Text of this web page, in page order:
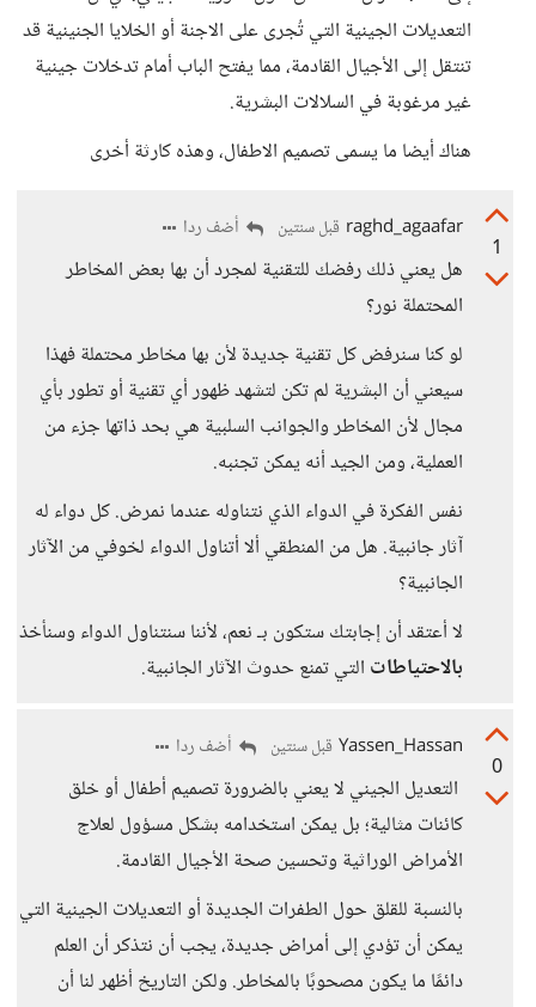
التعديلات الجينية التي تُجرى على الاجنة أو الخلايا الجنينية قد
تنتقل إلى الأجيال القادمة، مما يفتح الباب أمام تدخلات جينية
غير مرغوبة في السلالات البشرية.
هناك أيضا ما يسمى تصميم الاطفال، وهذه كارثة أخرى
1
raghd_agaafar قبل سنتين أضف ردا
هل يعني ذلك رفضك للتقنية لمجرد أن بها بعض المخاطر
المحتملة نور؟
لو كنا سنرفض كل تقنية جديدة لأن بها مخاطر محتملة فهذا
سيعني أن البشرية لم تكن لتشهد ظهور أي تقنية أو تطور بأي
مجال لأن المخاطر والجوانب السلبية هي بحد ذاتها جزء من
العملية، ومن الجيد أنه يمكن تجنبه.
نفس الفكرة في الدواء الذي نتناوله عندما نمرض. كل دواء له
آثار جانبية. هل من المنطقي ألا أتناول الدواء لخوفي من الآثار
الجانبية؟
لا أعتقد أن إجابتك ستكون بـ نعم، لأننا سنتناول الدواء وسنأخذ
بالاحتياطات التي تمنع حدوث الآثار الجانبية.
0
Yassen_Hassan قبل سنتين أضف ردا
التعديل الجيني لا يعني بالضرورة تصميم أطفال أو خلق
كائنات مثالية؛ بل يمكن استخدامه بشكل مسؤول لعلاج
الأمراض الوراثية وتحسين صحة الأجيال القادمة.
بالنسبة للقلق حول الطفرات الجديدة أو التعديلات الجينية التي
يمكن أن تؤدي إلى أمراض جديدة، يجب أن نتذكر أن العلم
دائمًا ما يكون مصحوبًا بالمخاطر. ولكن التاريخ أظهر لنا أن